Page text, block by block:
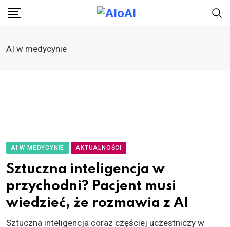
Skip
AI w medycynie
AI W MEDYCYNIE AKTUALNOŚCI
Sztuczna inteligencja w
przychodni? Pacjent musi
wiedzieć, że rozmawia z AI
Sztuczna inteligencja coraz częściej uczestniczy w